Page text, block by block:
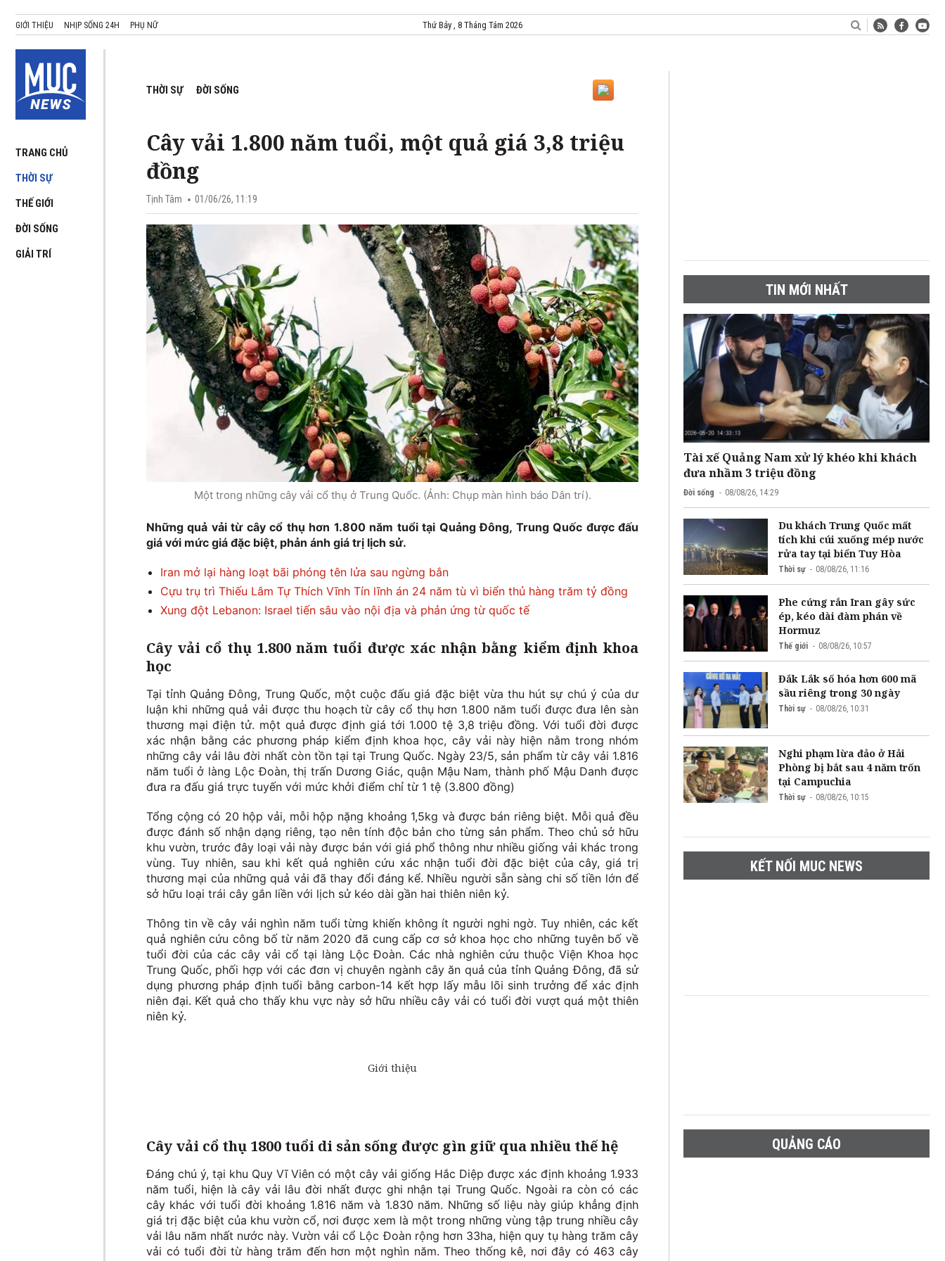
GIỚI THIỆU NHỊP SỐNG 24H PHỤ NỮ Thứ Bảy , 8 Tháng Tám 2026
TRANG CHỦ
THỜI SỰ
THẾ GIỚI
ĐỜI SỐNG
GIẢI TRÍ
THỜI SỰ ĐỜI SỐNG
Cây vải 1.800 năm tuổi, một quả giá 3,8 triệu
đồng
Tịnh Tâm 01/06/26, 11:19
Một trong những cây vải cổ thụ ở Trung Quốc. (Ảnh: Chụp màn hình báo Dân trí).
Những quả vải từ cây cổ thụ hơn 1.800 năm tuổi tại Quảng Đông, Trung Quốc được đấu
giá với mức giá đặc biệt, phản ánh giá trị lịch sử.
Iran mở lại hàng loạt bãi phóng tên lửa sau ngừng bắn
Cựu trụ trì Thiếu Lâm Tự Thích Vĩnh Tín lĩnh án 24 năm tù vì biển thủ hàng trăm tỷ đồng
Xung đột Lebanon: Israel tiến sâu vào nội địa và phản ứng từ quốc tế
Cây vải cổ thụ 1.800 năm tuổi được xác nhận bằng kiểm định khoa
học
Tại tỉnh Quảng Đông, Trung Quốc, một cuộc đấu giá đặc biệt vừa thu hút sự chú ý của dư
luận khi những quả vải được thu hoạch từ cây cổ thụ hơn 1.800 năm tuổi được đưa lên sàn
thương mại điện tử. một quả được định giá tới 1.000 tệ 3,8 triệu đồng. Với tuổi đời được
xác nhận bằng các phương pháp kiểm định khoa học, cây vải này hiện nằm trong nhóm
những cây vải lâu đời nhất còn tồn tại tại Trung Quốc. Ngày 23/5, sản phẩm từ cây vải 1.816
năm tuổi ở làng Lộc Đoàn, thị trấn Dương Giác, quận Mậu Nam, thành phố Mậu Danh được
đưa ra đấu giá trực tuyến với mức khởi điểm chỉ từ 1 tệ (3.800 đồng)
Tổng cộng có 20 hộp vải, mỗi hộp nặng khoảng 1,5kg và được bán riêng biệt. Mỗi quả đều
được đánh số nhận dạng riêng, tạo nên tính độc bản cho từng sản phẩm. Theo chủ sở hữu
khu vườn, trước đây loại vải này được bán với giá phổ thông như nhiều giống vải khác trong
vùng. Tuy nhiên, sau khi kết quả nghiên cứu xác nhận tuổi đời đặc biệt của cây, giá trị
thương mại của những quả vải đã thay đổi đáng kể. Nhiều người sẵn sàng chi số tiền lớn để
sở hữu loại trái cây gắn liền với lịch sử kéo dài gần hai thiên niên kỷ.
Thông tin về cây vải nghìn năm tuổi từng khiến không ít người nghi ngờ. Tuy nhiên, các kết
quả nghiên cứu công bố từ năm 2020 đã cung cấp cơ sở khoa học cho những tuyên bố về
tuổi đời của các cây vải cổ tại làng Lộc Đoàn. Các nhà nghiên cứu thuộc Viện Khoa học
Trung Quốc, phối hợp với các đơn vị chuyên ngành cây ăn quả của tỉnh Quảng Đông, đã sử
dụng phương pháp định tuổi bằng carbon-14 kết hợp lấy mẫu lõi sinh trưởng để xác định
niên đại. Kết quả cho thấy khu vực này sở hữu nhiều cây vải có tuổi đời vượt quá một thiên
niên kỷ.
Cây vải cổ thụ 1800 tuổi di sản sống được gìn giữ qua nhiều thế hệ
Đáng chú ý, tại khu Quy Vĩ Viên có một cây vải giống Hắc Diệp được xác định khoảng 1.933
năm tuổi, hiện là cây vải lâu đời nhất được ghi nhận tại Trung Quốc. Ngoài ra còn có các
cây khác với tuổi đời khoảng 1.816 năm và 1.830 năm. Những số liệu này giúp khẳng định
giá trị đặc biệt của khu vườn cổ, nơi được xem là một trong những vùng tập trung nhiều cây
vải lâu năm nhất nước này. Vườn vải cổ Lộc Đoàn rộng hơn 33ha, hiện quy tụ hàng trăm cây
vải có tuổi đời từ hàng trăm đến hơn một nghìn năm. Theo thống kê, nơi đây có 463 cây
TIN MỚI NHẤT
Tài xế Quảng Nam xử lý khéo khi khách
đưa nhầm 3 triệu đồng
Đời sống 08/08/26, 14:29
Du khách Trung Quốc mất
tích khi cúi xuống mép nước
rửa tay tại biển Tuy Hòa
Thời sự 08/08/26, 11:16
Phe cứng rắn Iran gây sức
ép, kéo dài đàm phán về
Hormuz
Thế giới 08/08/26, 10:57
Đắk Lắk số hóa hơn 600 mã
sầu riêng trong 30 ngày
Thời sự 08/08/26, 10:31
Nghi phạm lừa đảo ở Hải
Phòng bị bắt sau 4 năm trốn
tại Campuchia
Thời sự 08/08/26, 10:15
KẾT NỐI MUC NEWS
QUẢNG CÁO